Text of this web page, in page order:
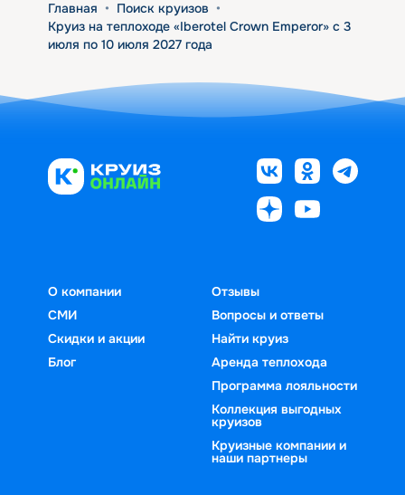
Главная • Поиск круизов •
Круиз на теплоходе «Iberotel Crown Emperor» с 3
июля по 10 июля 2027 года
О компании
СМИ
Скидки и акции
Блог
Отзывы
Вопросы и ответы
Найти круиз
Аренда теплохода
Программа лояльности
Коллекция выгодных
круизов
Круизные компании и
наши партнеры